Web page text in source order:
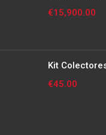
€15,900.00
Kit
€45.00